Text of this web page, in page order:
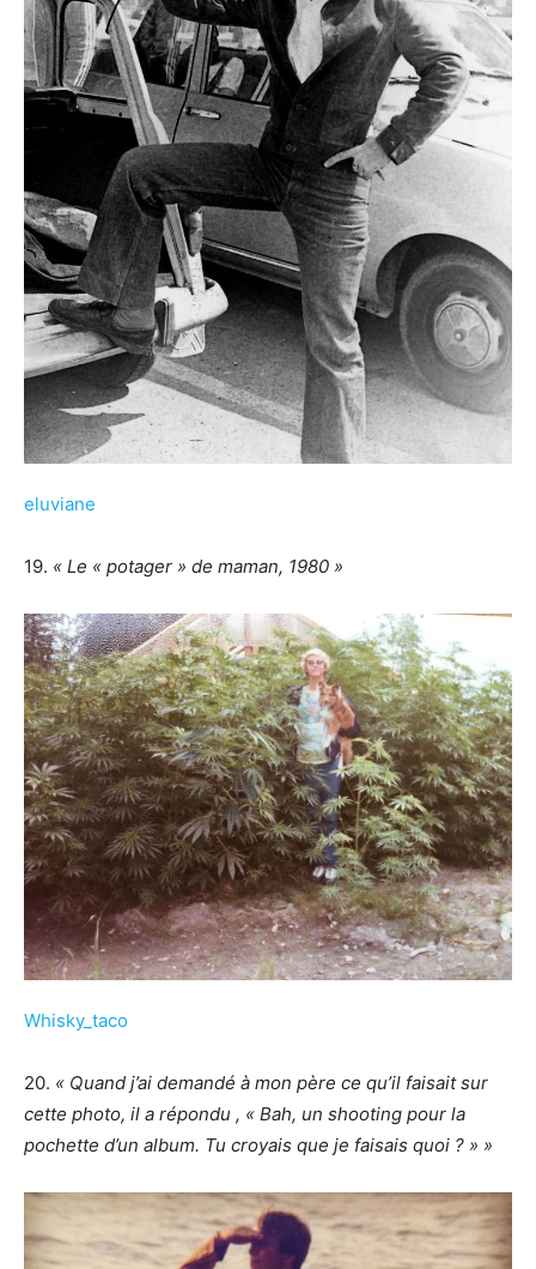
eluviane
19. « Le « potager » de maman, 1980 »
Whisky_taco
20. « Quand j’ai demandé à mon père ce qu’il faisait sur
cette photo, il a répondu , « Bah, un shooting pour la
pochette d’un album. Tu croyais que je faisais quoi ? » »